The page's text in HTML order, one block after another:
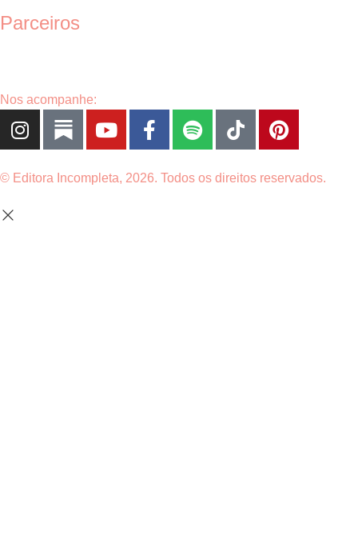
Parceiros
Nos acompanhe:
© Editora Incompleta, 2026. Todos os direitos reservados.